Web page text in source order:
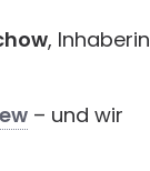
, Inhaberin
– und wir